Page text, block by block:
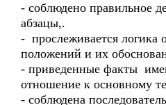
- соблюдено правильное
абзацы,.
- прослеживается логика
положений и их
- приведенные факты
отношение к основному
- соблюдена